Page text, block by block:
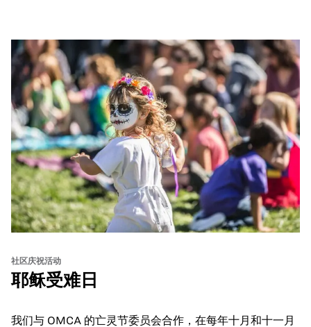
move, make, and connect in celebration of Black culture.
社区庆祝活动
耶稣受难日
我们与 OMCA 的亡灵节委员会合作，在每年十月和十一月